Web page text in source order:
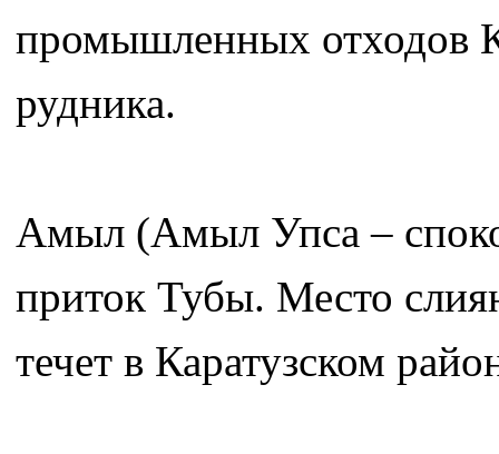
промышленных отходов
рудника.
Амыл (Амыл Упса –
приток Тубы. Место
течет в Каратузском